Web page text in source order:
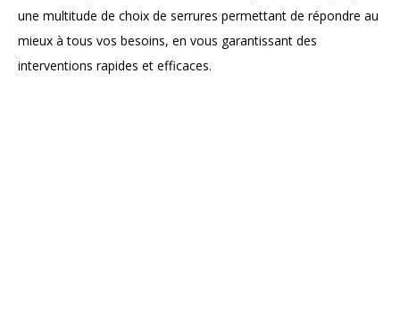
une multitude de choix de serrures permettant de répondre au
mieux à tous vos besoins, en vous garantissant des
interventions rapides et efficaces.